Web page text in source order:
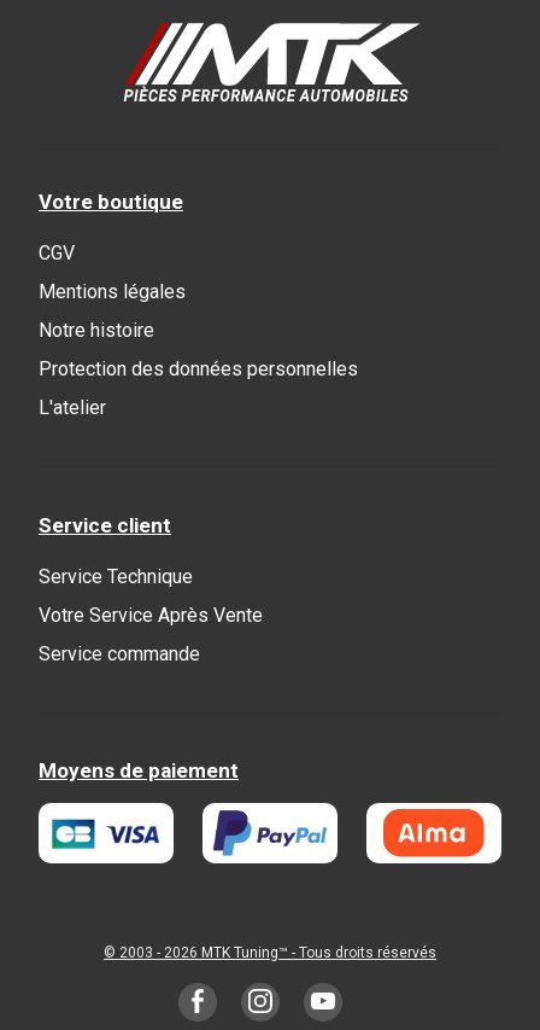
Votre boutique
CGV
Mentions légales
Notre histoire
Protection des données personnelles
L'atelier
Service client
Service Technique
Votre Service Après Vente
Service commande
Moyens de paiement
© 2003 - 2026 MTK Tuning™ - Tous droits réservés